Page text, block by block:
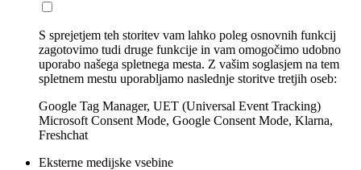
S sprejetjem teh storitev vam lahko poleg osnovnih funkcij
zagotovimo tudi druge funkcije in vam omogočimo udobno
uporabo našega spletnega mesta. Z vašim soglasjem na tem
spletnem mestu uporabljamo naslednje storitve tretjih oseb:
Google Tag Manager, UET (Universal Event Tracking)
Microsoft Consent Mode, Google Consent Mode, Klarna,
Freshchat
Eksterne medijske vsebine